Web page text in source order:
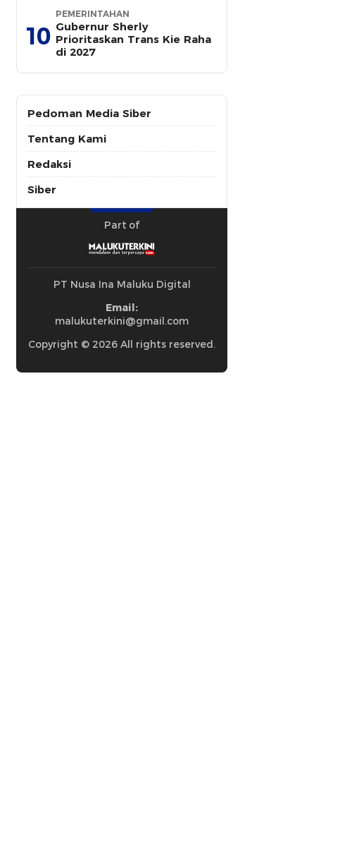
10
PEMERINTAHAN
Gubernur Sherly
Prioritaskan Trans Kie Raha
di 2027
Pedoman Media Siber
Tentang Kami
Redaksi
Siber
Part of
PT Nusa Ina Maluku Digital
Email:
malukuterkini@gmail.com
Copyright © 2026 All rights reserved.